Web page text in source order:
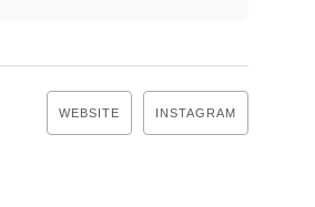
WEBSITE INSTAGRAM